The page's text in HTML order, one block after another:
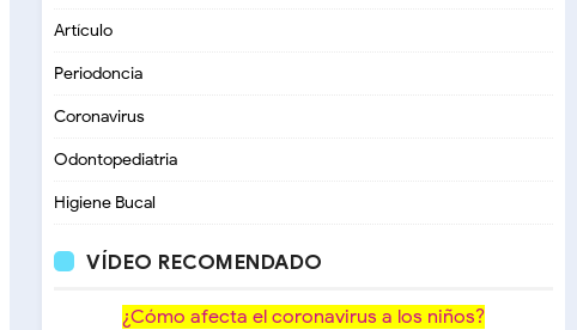
Artículo
Periodoncia
Coronavirus
Odontopediatria
Higiene Bucal
VÍDEO RECOMENDADO
¿Cómo afecta el coronavirus a los niños?